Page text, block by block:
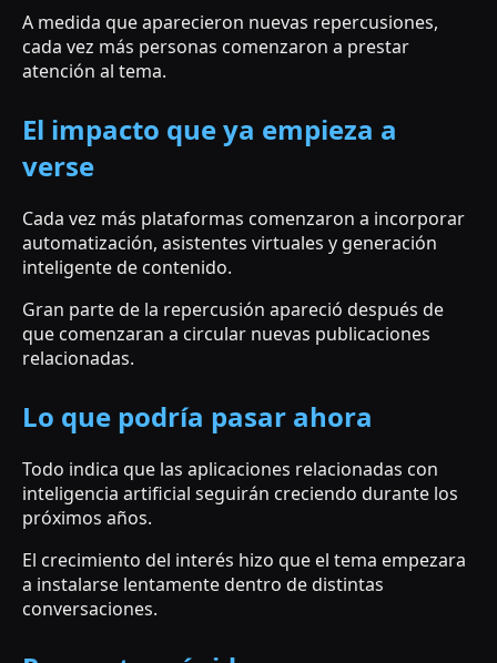
A medida que aparecieron nuevas repercusiones,
cada vez más personas comenzaron a prestar
atención al tema.
El impacto que ya empieza a
verse
Cada vez más plataformas comenzaron a incorporar
automatización, asistentes virtuales y generación
inteligente de contenido.
Gran parte de la repercusión apareció después de
que comenzaran a circular nuevas publicaciones
relacionadas.
Lo que podría pasar ahora
Todo indica que las aplicaciones relacionadas con
inteligencia artificial seguirán creciendo durante los
próximos años.
El crecimiento del interés hizo que el tema empezara
a instalarse lentamente dentro de distintas
conversaciones.